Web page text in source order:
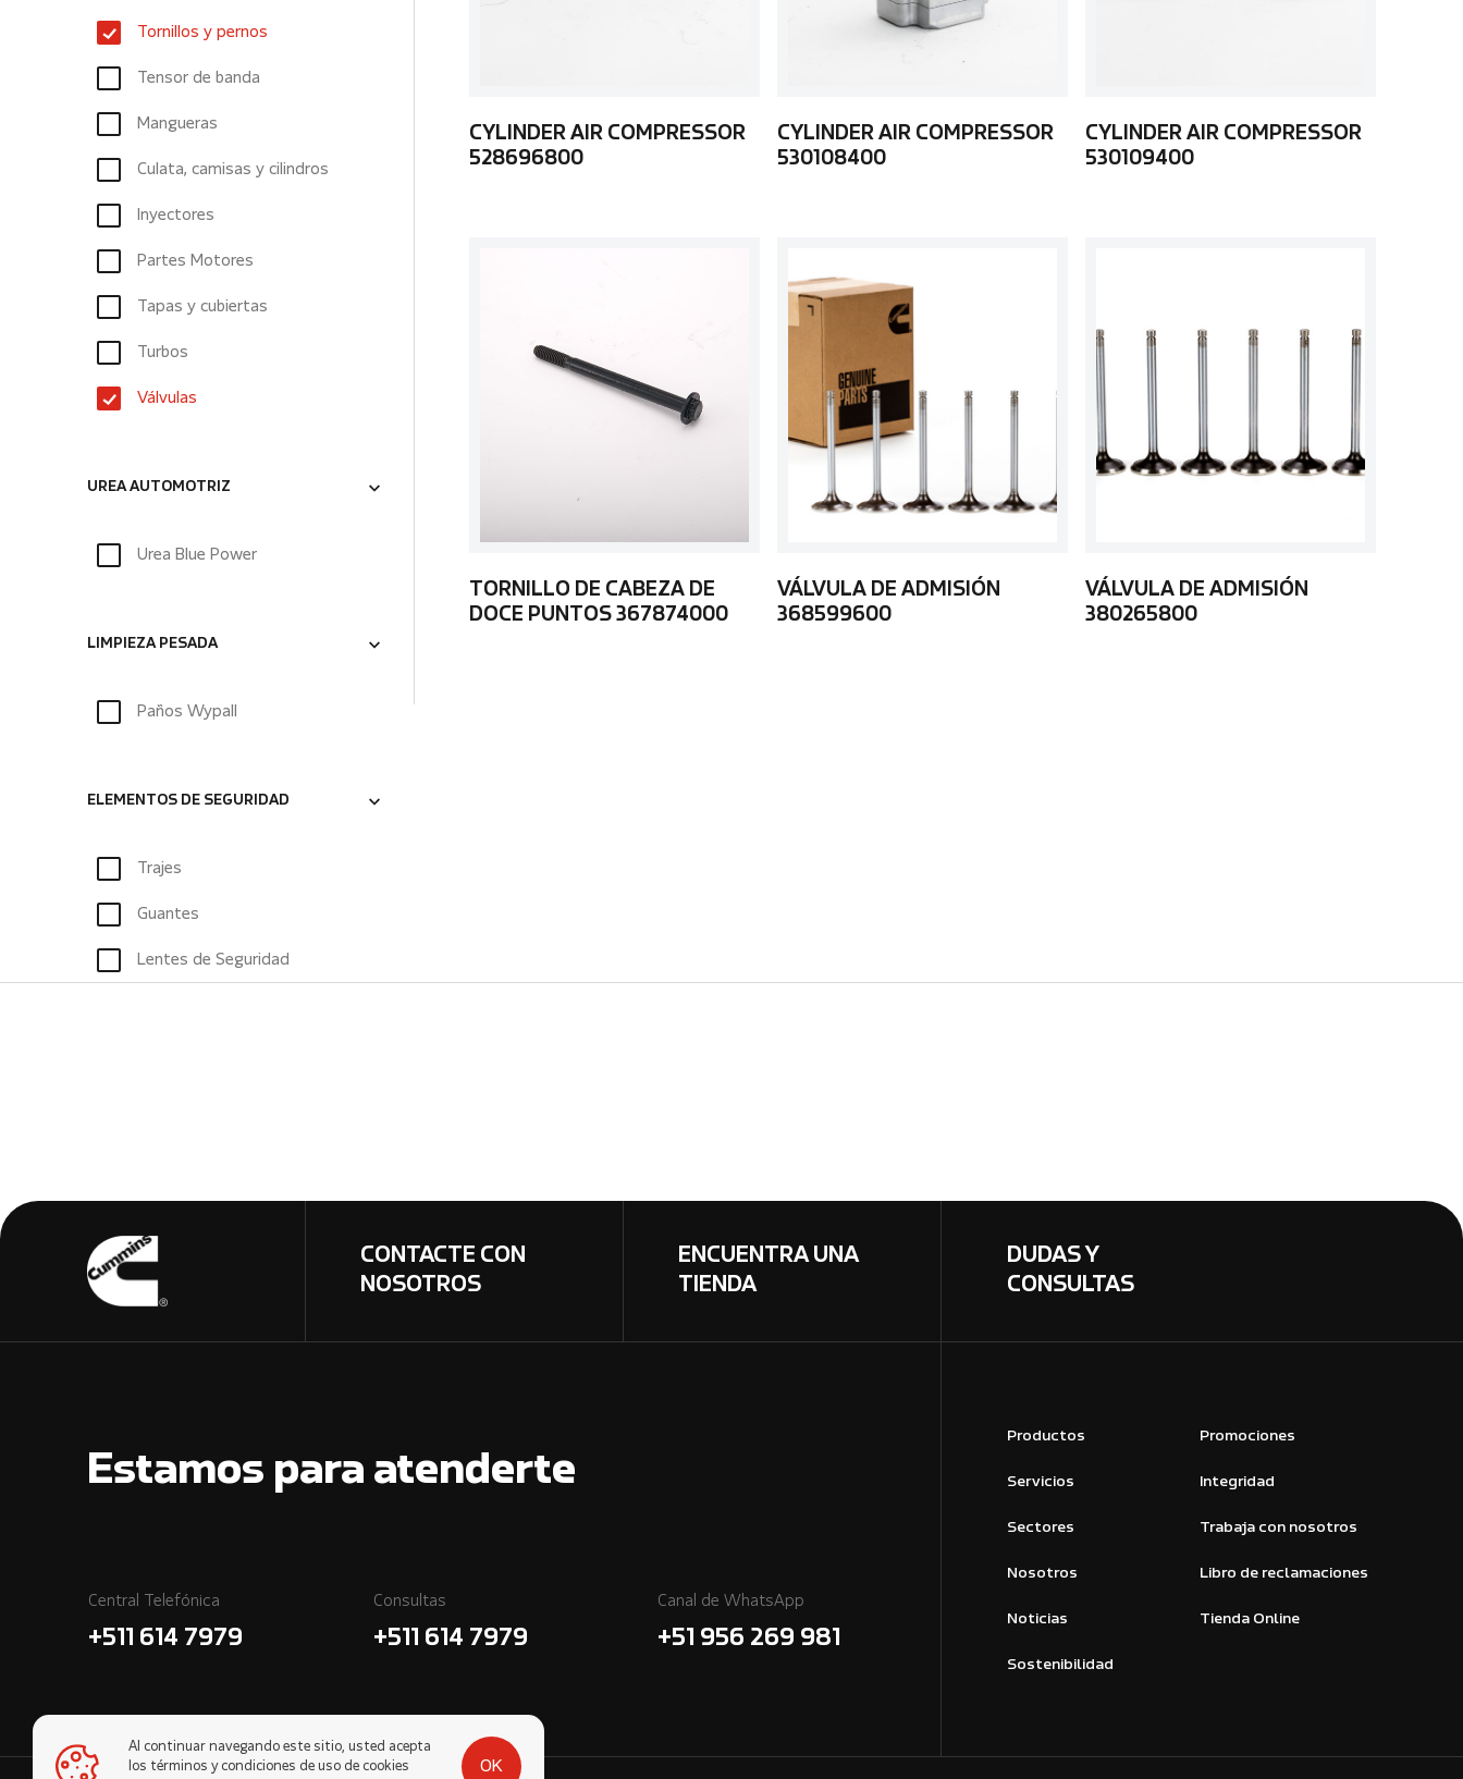
Tornillos y pernos
Tensor de banda
Mangueras
Culata, camisas y cilindros
Inyectores
Partes Motores
Tapas y cubiertas
Turbos
Válvulas
UREA AUTOMOTRIZ
Urea Blue Power
LIMPIEZA PESADA
Paños Wypall
ELEMENTOS DE SEGURIDAD
Trajes
Guantes
Lentes de Seguridad
CYLINDER AIR COMPRESSOR
528696800
CYLINDER AIR COMPRESSOR
530108400
CYLINDER AIR COMPRESSOR
530109400
TORNILLO DE CABEZA DE
DOCE PUNTOS 367874000
VÁLVULA DE ADMISIÓN
368599600
VÁLVULA DE ADMISIÓN
380265800
CONTACTE CON
NOSOTROS
ENCUENTRA UNA
TIENDA
DUDAS Y
CONSULTAS
Estamos para atenderte
Central Telefónica
+511 614 7979
Consultas
+511 614 7979
Canal de WhatsApp
+51 956 269 981
Productos
Servicios
Sectores
Nosotros
Noticias
Sostenibilidad
Promociones
Integridad
Trabaja con nosotros
Libro de reclamaciones
Tienda Online
Al continuar navegando este sitio, usted acepta
los términos y condiciones de uso de cookies
OK